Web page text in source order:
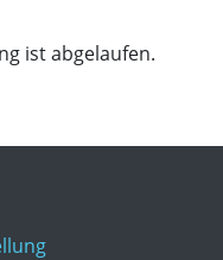
ist abgelaufen.